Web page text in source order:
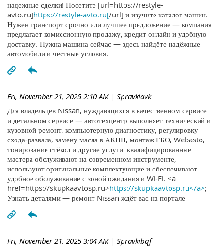
надежные сделки! Посетите [url=https://restyle-
avto.ru]https://restyle-avto.ru[/url] и изучите каталог машин.
Нужен транспорт срочно или лучшее предложение — компания
предлагает комиссионную продажу, кредит онлайн и удобную
доставку. Нужна машина сейчас — здесь найдёте надёжные
автомобили и честные условия.
Fri, November 21, 2025 2:10 AM | Spravkiavk
Для владельцев Nissan, нуждающихся в качественном сервисе
и детальном сервисе — автотехцентр выполняет технический и
кузовной ремонт, компьютерную диагностику, регулировку
схода-развала, замену масла в АКПП, монтаж ГБО, Webasto,
тонирование стёкол и другие услуги. квалифицированные
мастера обслуживают на современном инструменте,
используют оригинальные комплектующие и обеспечивают
удобное обслуживание с зоной ожидания и Wi-Fi. <a
href=https://skupkaavtosp.ru>https://skupkaavtosp.ru</a>;
Узнать деталями — ремонт Nissan ждёт вас на портале.
Fri, November 21, 2025 3:04 AM | Spravkibqf